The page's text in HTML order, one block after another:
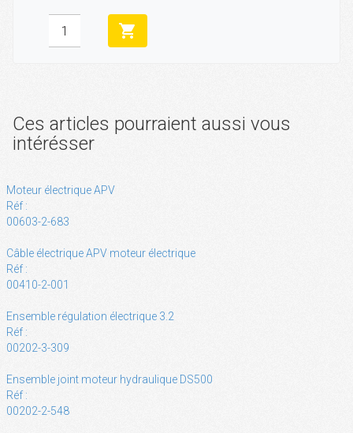
shopping_cart
Ces articles pourraient aussi vous
intérésser
Moteur électrique APV
Réf :
00603-2-683
Câble électrique APV moteur électrique
Réf :
00410-2-001
Ensemble régulation électrique 3.2
Réf :
00202-3-309
Ensemble joint moteur hydraulique DS500
Réf :
00202-2-548